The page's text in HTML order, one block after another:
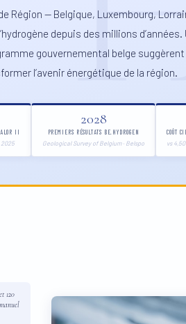
Région — Belgique, Luxembourg,
depuis des millions d’années.
gouvernemental belge
l’avenir énergétique de la région.
II
2025
2028
PREMIERS RÉSULTATS BE.HYDROGEN
Geological Survey of Belgium · Belspo
COÛT
vs
120